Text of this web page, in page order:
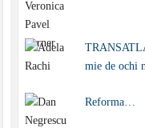
mie de ochi
Reforma…